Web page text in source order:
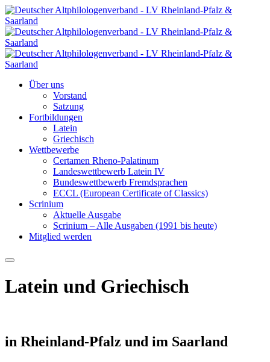
Über uns
Vorstand
Satzung
Fortbildungen
Latein
Griechisch
Wettbewerbe
Certamen Rheno-Palatinum
Landeswettbewerb Latein IV
Bundeswettbewerb Fremdsprachen
ECCL (European Certificate of Classics)
Scrinium
Aktuelle Ausgabe
Scrinium – Alle Ausgaben (1991 bis heute)
Mitglied werden
Latein und Griechisch
in Rheinland-Pfalz und im Saarland